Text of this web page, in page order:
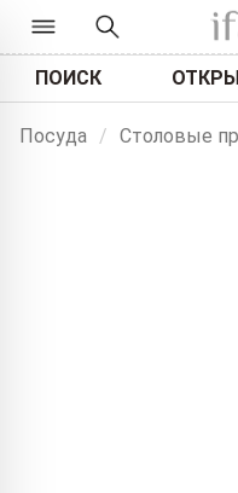
ПОИСК
Посуда / Столовые